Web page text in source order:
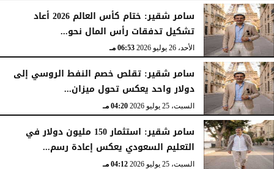
الأحد، 26 يوليو 2026 07:03 مـ
سامر شقير: ختام كأس العالم 2026 أعاد
تشكيل تدفقات رأس المال نحو...
الأحد، 26 يوليو 2026 06:53 مـ
سامر شقير: تقلص خصم النفط الروسي إلى
دولار واحد يعكس تحول ميزان...
السبت، 25 يوليو 2026 04:20 مـ
سامر شقير: استثمار 150 مليون دولار في
التعليم السعودي يعكس إعادة رسم...
السبت، 25 يوليو 2026 04:12 مـ